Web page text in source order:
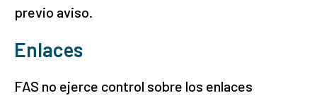
previo aviso.
Enlaces
FAS no ejerce control sobre los enlaces